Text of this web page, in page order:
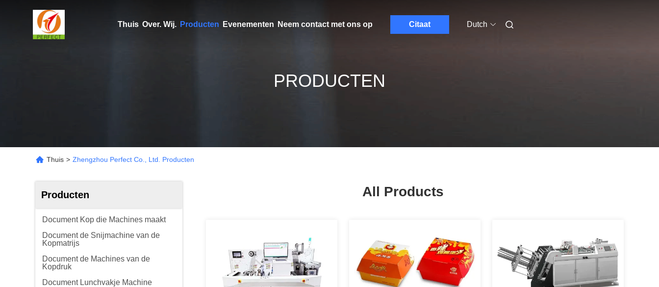
Thuis Over. Wij. Producten Evenementen Neem contact met ons op Citaat Dutch
PRODUCTEN
Thuis > Zhengzhou Perfect Co., Ltd. Producten
Producten
Document Kop die Machines maakt
Document de Snijmachine van de
Kopmatrijs
Document de Machines van de
Kopdruk
Document Lunchvakje Machine
All Products